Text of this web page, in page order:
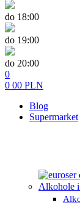
do 18:00
do 19:00
do 20:00
0
0 00 PLN
Blog
Supermarket
Alkohole